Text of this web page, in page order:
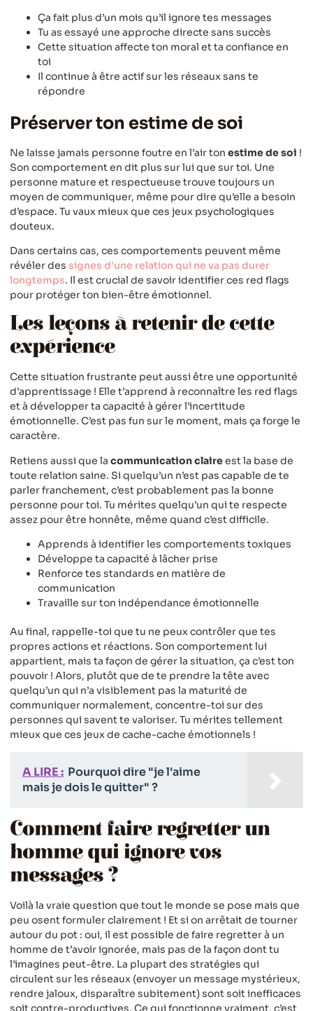
Ça fait plus d’un mois qu’il ignore tes messages
Tu as essayé une approche directe sans succès
Cette situation affecte ton moral et ta confiance en
toi
Il continue à être actif sur les réseaux sans te
répondre
Préserver ton estime de soi
Ne laisse jamais personne foutre en l’air ton estime de soi !
Son comportement en dit plus sur lui que sur toi. Une
personne mature et respectueuse trouve toujours un
moyen de communiquer, même pour dire qu’elle a besoin
d’espace. Tu vaux mieux que ces jeux psychologiques
douteux.
Dans certains cas, ces comportements peuvent même
révéler des signes d’une relation qui ne va pas durer
longtemps. Il est crucial de savoir identifier ces red flags
pour protéger ton bien-être émotionnel.
Les leçons à retenir de cette
expérience
Cette situation frustrante peut aussi être une opportunité
d’apprentissage ! Elle t’apprend à reconnaître les red flags
et à développer ta capacité à gérer l’incertitude
émotionnelle. C’est pas fun sur le moment, mais ça forge le
caractère.
Retiens aussi que la communication claireest la base de
toute relation saine. Si quelqu’un n’est pas capable de te
parler franchement, c’est probablement pas la bonne
personne pour toi. Tu mérites quelqu’un qui te respecte
assez pour être honnête, même quand c’est difficile.
Apprends à identifier les comportements toxiques
Développe ta capacité à lâcher prise
Renforce tes standards en matière de
communication
Travaille sur ton indépendance émotionnelle
Au final, rappelle-toi que tu ne peux contrôler que tes
propres actions et réactions. Son comportement lui
appartient, mais ta façon de gérer la situation, ça c’est ton
pouvoir ! Alors, plutôt que de te prendre la tête avec
quelqu’un qui n’a visiblement pas la maturité de
communiquer normalement, concentre-toi sur des
personnes qui savent te valoriser. Tu mérites tellement
mieux que ces jeux de cache-cache émotionnels !
A LIRE : Pourquoi dire "je l'aime
mais je dois le quitter" ?
Comment faire regretter un
homme qui ignore vos
messages ?
Voilà la vraie question que tout le monde se pose mais que
peu osent formuler clairement ! Et si on arrêtait de tourner
autour du pot : oui, il est possible de faire regretter à un
homme de t’avoir ignorée, mais pas de la façon dont tu
l’imagines peut-être. La plupart des stratégies qui
circulent sur les réseaux (envoyer un message mystérieux,
rendre jaloux, disparaître subitement) sont soit inefficaces